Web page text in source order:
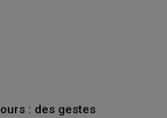
: des gestes